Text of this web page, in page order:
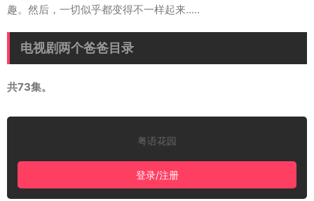
趣。然后，一切似乎都变得不一样起来.....
电视剧两个爸爸目录
共73集。
粤语花园
登录/注册